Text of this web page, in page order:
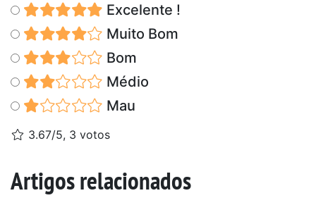
Excelente !
Muito Bom
Bom
Médio
Mau
3.67/5, 3 votos
Artigos relacionados